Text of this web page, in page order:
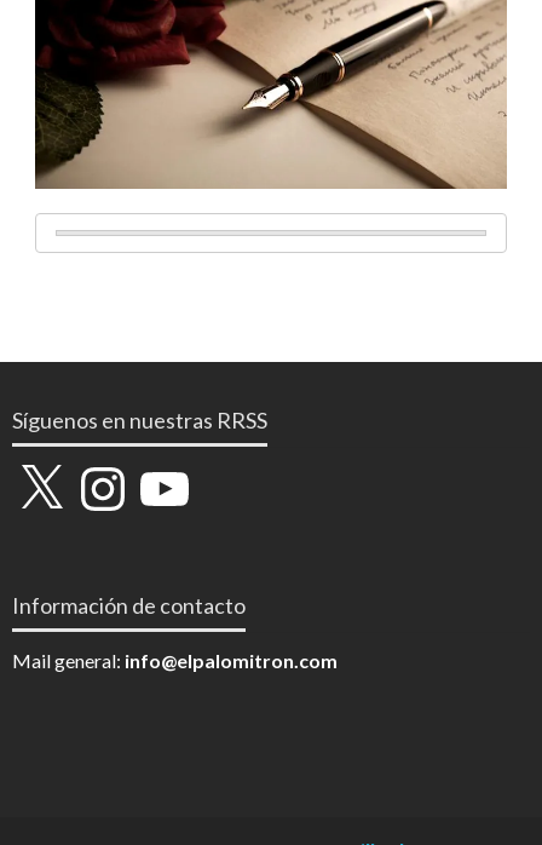
Síguenos en nuestras RRSS
X InstagramYouTube
Información de contacto
Mail general: info@elpalomitron.com